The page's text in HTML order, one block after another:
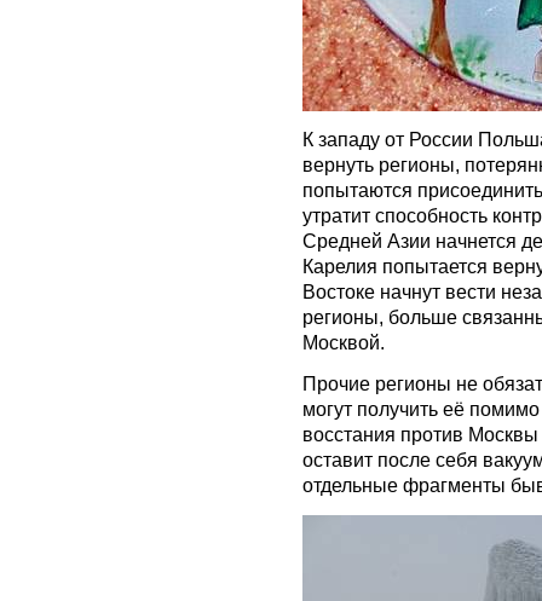
К западу от России
вернуть регионы,
попытаются
утратит способность
Средней Азии начнется
Карелия попытается
Востоке начнут вести
регионы, больше
Москвой.
Прочие регионы не
могут получить её
восстания против
оставит после себя
отдельные фрагменты